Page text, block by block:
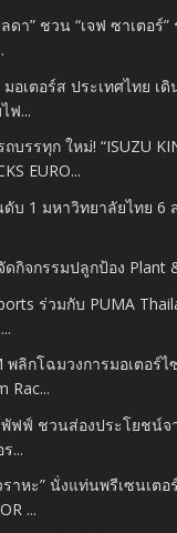
ลดา” ชวน “เจฟ ซาเตอร์
อเตอร์ส ประเทศไทย เ
ฟ...
บรรทุก ใหม่! “ISUZU
EURO...
ดับ 1 มหาวิทยาลัยไทย 6
ดกิจกรรมปลูกป้อง Plant
ร่วมกับ PUMA
พลิกโฉมวงการมอเตอร์ไ
Rac...
พัฟฟ์ ชวนส่องประโยชน์จ
...
ราหะ” นั่งแท่นพรีเซนเต
...